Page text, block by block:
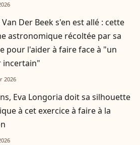
Van Der Beek s'en est allé : cette
astronomique récoltée par sa
pour l'aider à faire face à "un
incertain"
2026
Eva Longoria doit sa silhouette
à cet exercice à faire à la